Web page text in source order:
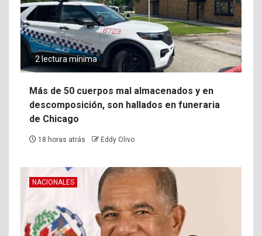
2 lectura mínima
Más de 50 cuerpos mal almacenados y en
descomposición, son hallados en funeraria
de Chicago
18 horas atrás Eddy Olivo
NACIONALES